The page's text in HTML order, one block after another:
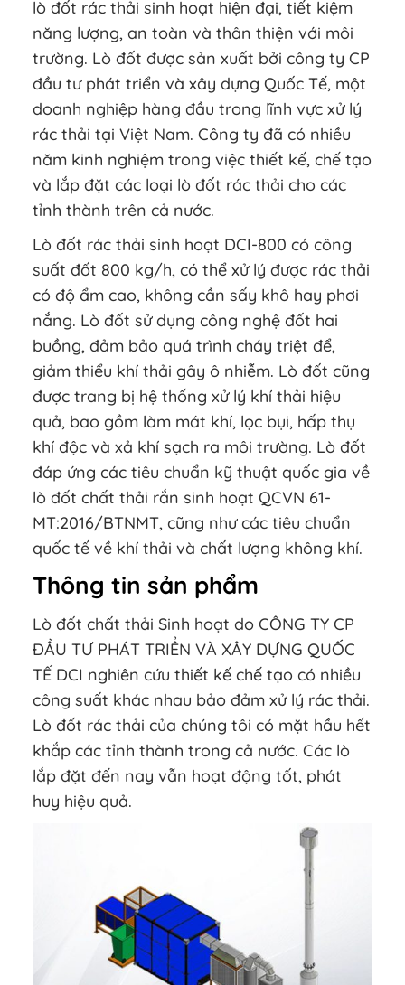
quả
và
vững
(Bio-
augmentation)
và
vi
sinh
tự
nhiên
trong
xử
lý
nước
thải
hệ
thống
thổi
khí
trong
trạm
xử
lý
nước
thải
thải
công
nghiệp
hiệu
quả
đạt
chuẩn
bền
vững
lò đốt rác thải sinh hoạt hiện đại, tiết kiệm
năng lượng, an toàn và thân thiện với môi
trường. Lò đốt được sản xuất bởi công ty CP
đầu tư phát triển và xây dựng Quốc Tế, một
doanh nghiệp hàng đầu trong lĩnh vực xử lý
rác thải tại Việt Nam. Công ty đã có nhiều
năm kinh nghiệm trong việc thiết kế, chế tạo
và lắp đặt các loại lò đốt rác thải cho các
tỉnh thành trên cả nước.
Lò đốt rác thải sinh hoạt DCI-800 có công
suất đốt 800 kg/h, có thể xử lý được rác thải
có độ ẩm cao, không cần sấy khô hay phơi
nắng. Lò đốt sử dụng công nghệ đốt hai
buồng, đảm bảo quá trình cháy triệt để,
giảm thiểu khí thải gây ô nhiễm. Lò đốt cũng
được trang bị hệ thống xử lý khí thải hiệu
quả, bao gồm làm mát khí, lọc bụi, hấp thụ
khí độc và xả khí sạch ra môi trường. Lò đốt
đáp ứng các tiêu chuẩn kỹ thuật quốc gia về
lò đốt chất thải rắn sinh hoạt QCVN 61-
MT:2016/BTNMT, cũng như các tiêu chuẩn
quốc tế về khí thải và chất lượng không khí.
Thông tin sản phẩm
Lò đốt chất thải Sinh hoạt do CÔNG TY CP
ĐẦU TƯ PHÁT TRIỂN VÀ XÂY DỰNG QUỐC
TẾ DCI nghiên cứu thiết kế chế tạo có nhiều
công suất khác nhau bảo đảm xử lý rác thải.
Lò đốt rác thải của chúng tôi có mặt hầu hết
khắp các tỉnh thành trong cả nước. Các lò
lắp đặt đến nay vẫn hoạt động tốt, phát
huy hiệu quả.